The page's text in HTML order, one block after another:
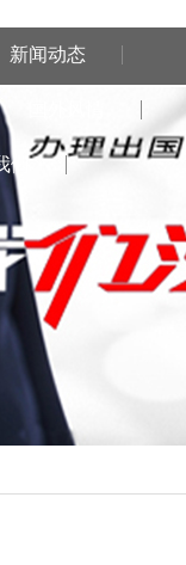
新闻动态
们